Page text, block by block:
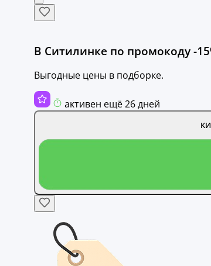
В Ситилинке по промокоду -
Выгодные цены в подборке.
активен ещё 26 дней